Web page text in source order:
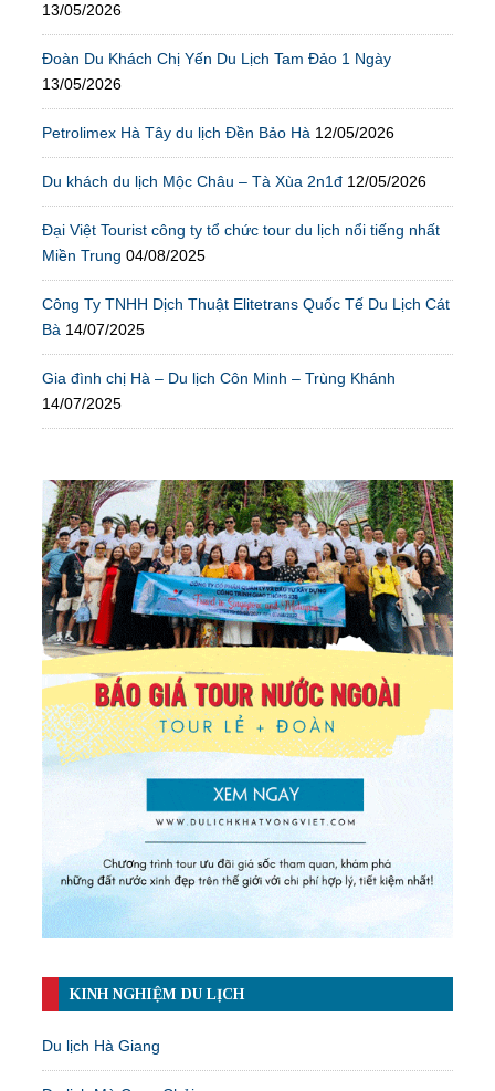
13/05/2026
Đoàn Du Khách Chị Yến Du Lịch Tam Đảo 1 Ngày
13/05/2026
Petrolimex Hà Tây du lịch Đền Bảo Hà 12/05/2026
Du khách du lịch Mộc Châu – Tà Xùa 2n1đ 12/05/2026
Đại Việt Tourist công ty tổ chức tour du lịch nổi tiếng nhất
Miền Trung 04/08/2025
Công Ty TNHH Dịch Thuật Elitetrans Quốc Tế Du Lịch Cát
Bà 14/07/2025
Gia đình chị Hà – Du lịch Côn Minh – Trùng Khánh
14/07/2025
KINH NGHIỆM DU LỊCH
Du lịch Hà Giang